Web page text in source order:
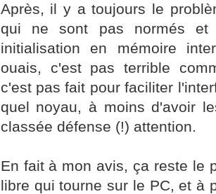
Après, il y a toujours le
qui ne sont pas normés et
initialisation en mémoire
ouais, c'est pas terrible
c'est pas fait pour faciliter
quel noyau, à moins d'avoir
classée défense (!) attention.
En fait à mon avis, ça reste le
libre qui tourne sur le PC, et à